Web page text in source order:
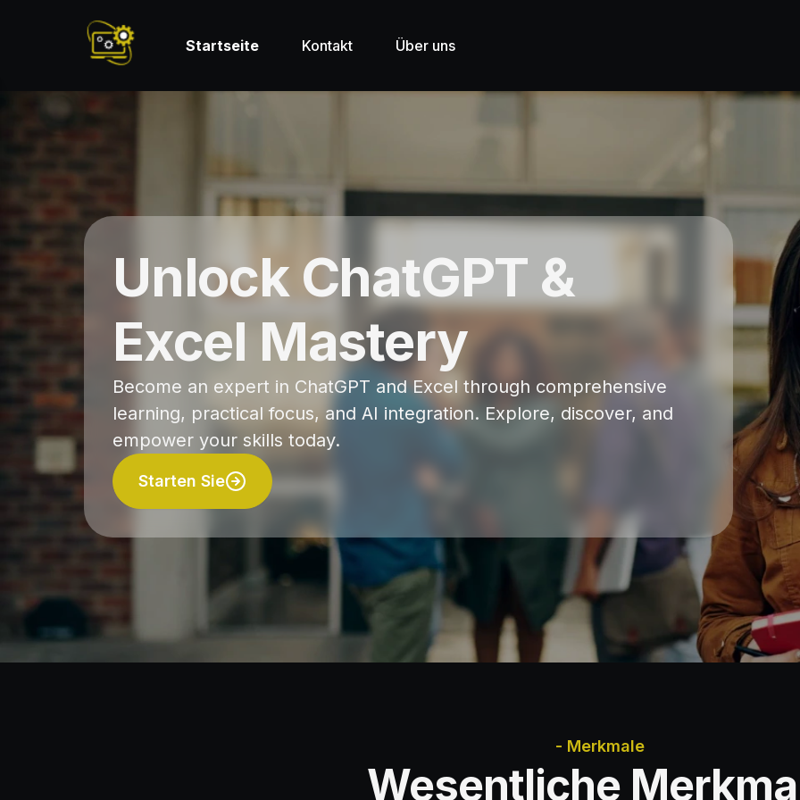
Startseite Kontakt Über uns
Unlock ChatGPT &
Excel Mastery
Become an expert in ChatGPT and Excel through comprehensive
learning, practical focus, and AI integration. Explore, discover, and
empower your skills today.
Starten Sie
- Merkmale
Wesentliche